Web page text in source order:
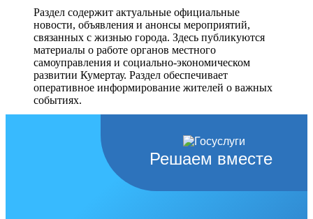
Раздел содержит актуальные официальные
новости, объявления и анонсы мероприятий,
связанных с жизнью города. Здесь публикуются
материалы о работе органов местного
самоуправления и социально-экономическом
развитии Кумертау. Раздел обеспечивает
оперативное информирование жителей о важных
событиях.
Решаем вместе